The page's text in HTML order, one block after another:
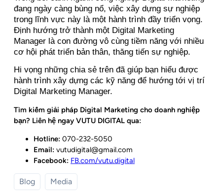
đang ngày càng bùng nổ, việc xây dựng sự nghiệp
trong lĩnh vực này là một hành trình đầy triển vọng.
Định hướng trở thành một Digital Marketing
Manager là con đường vô cùng tiềm năng với nhiều
cơ hội phát triển bản thân, thăng tiến sự nghiệp.
Hi vọng những chia sẻ trên đã giúp bạn hiểu được
hành trình xây dựng các kỹ năng để hướng tới vị trí
Digital Marketing Manager.
Tìm kiếm giải pháp Digital Marketing cho doanh nghiệp
bạn? Liên hệ ngay VUTU DIGITAL qua:
Hotline: 070-232-5050
Email: vutudigital@gmail.com
Facebook: FB.com/vutu.digital
Blog Media